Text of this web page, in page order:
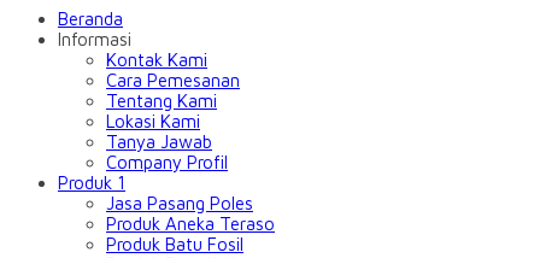
Beranda
Informasi
Kontak Kami
Cara Pemesanan
Tentang Kami
Lokasi Kami
Tanya Jawab
Company Profil
Produk 1
Jasa Pasang Poles
Produk Aneka Teraso
Produk Batu Fosil